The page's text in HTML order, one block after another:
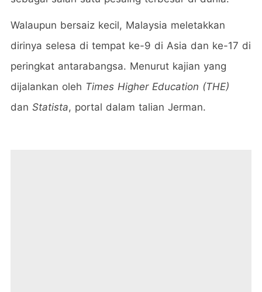
Walaupun bersaiz kecil, Malaysia meletakkan
dirinya selesa di tempat ke-9 di Asia dan ke-17 di
peringkat antarabangsa. Menurut kajian yang
dijalankan oleh Times Higher Education (THE)
dan Statista, portal dalam talian Jerman.